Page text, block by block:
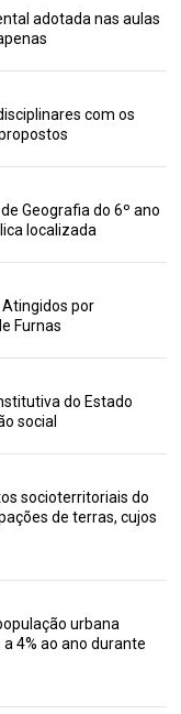
adotada nas aulas
com os
Geografia do 6º ano
localizada
por
Furnas
do Estado
social
socioterritoriais do
de terras, cujos
urbana
4% ao ano durante